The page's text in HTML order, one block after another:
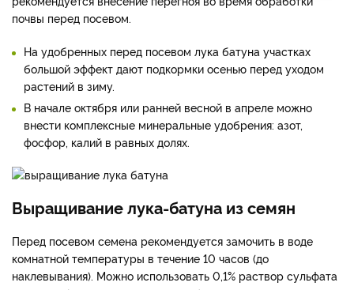
почвы перед посевом.
На удобренных перед посевом лука батуна участках
большой эффект дают подкормки осенью перед уходом
растений в зиму.
В начале октября или ранней весной в апреле можно
внести комплексные минеральные удобрения: азот,
фосфор, калий в равных долях.
Выращивание лука-батуна из семян
Перед посевом семена рекомендуется замочить в воде
комнатной температуры в течение 10 часов (до
наклевывания). Можно использовать 0,1% раствор сульфата